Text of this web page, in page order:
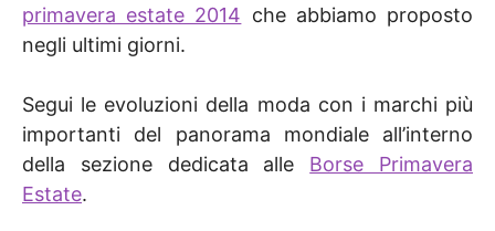
primavera estate 2014 che abbiamo proposto
negli ultimi giorni.
Segui le evoluzioni della moda con i marchi più
importanti del panorama mondiale all’interno
della sezione dedicata alle Borse Primavera
Estate.